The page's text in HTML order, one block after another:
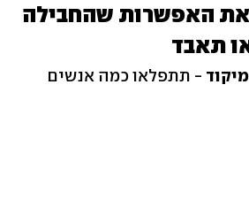
האפשרות שהחבילה
תאבד
- תתפלאו כמה אנשים